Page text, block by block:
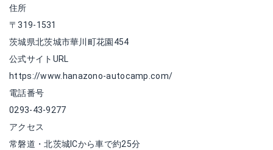
住所
〒319-1531
茨城県北茨城市華川町花園454
公式サイトURL
https://www.hanazono-autocamp.com/
電話番号
0293-43-9277
アクセス
常磐道・北茨城ICから車で約25分